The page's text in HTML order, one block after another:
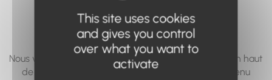
pas... ou plus.
Nous vous invitons à utiliser le moteur de recherche en haut
de page, ou à utiliser le menu pour trouver le contenu
This site uses cookies
and gives you control
over what you want to
activate